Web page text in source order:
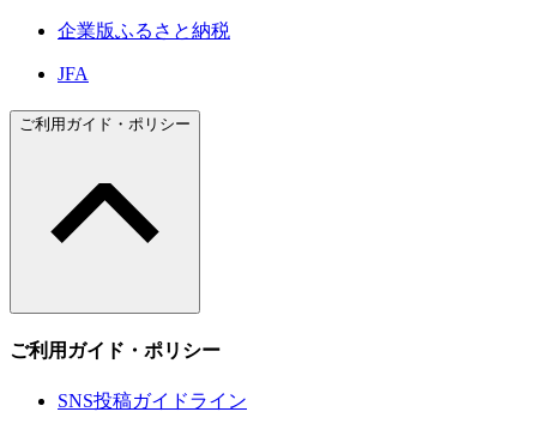
企業版ふるさと納税
JFA
ご利用ガイド・ポリシー
ご利用ガイド・ポリシー
SNS投稿ガイドライン